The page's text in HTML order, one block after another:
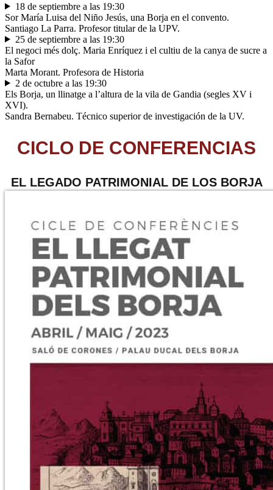
18 de septiembre a las 19:30
Sor María Luisa del Niño Jesús, una Borja en el convento.
Santiago La Parra. Profesor titular de la UPV.
25 de septiembre a las 19:30
El negoci més dolç. Maria Enríquez i el cultiu de la canya de sucre a
la Safor
Marta Morant. Profesora de Historia
2 de octubre a las 19:30
Els Borja, un llinatge a l’altura de la vila de Gandia (segles XV i
XVI).
Sandra Bernabeu. Técnico superior de investigación de la UV.
CICLO DE CONFERENCIAS
EL LEGADO PATRIMONIAL DE LOS BORJA